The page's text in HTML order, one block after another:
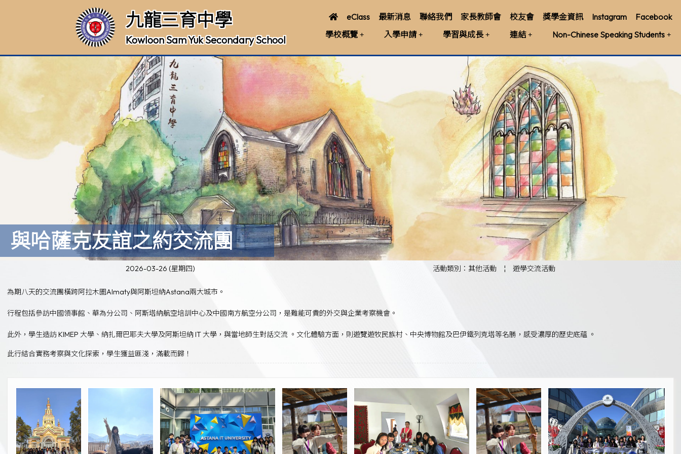
九龍三育中學
Kowloon Sam Yuk Secondary School
eClass 最新消息 聯絡我們 家長教師會 校友會 獎學金資訊 Instagram
Facebook
學校概覽
入學申請 學習與成長 連結 Non-Chinese Speaking Students
與哈薩克友誼之約交流團
2026-03-26 (星期四) 活動類別：其他活動 ¦ 遊學交流活動
為期八天的交流團橫跨阿拉木圖Almaty與阿斯坦納Astana兩大城市。
行程包括參訪中國領事館、華為分公司、阿斯塔納航空培訓中心及中國南方航空分公司，是難能可貴的外交與企業考察機會。
此外，學生造訪 KIMEP 大學、納扎爾巴耶夫大學及阿斯坦納 IT 大學，與當地師生對話交流 。文化體驗方面，則遊覽遊牧民族村、中央博物館及巴伊鐵列克塔等名勝，感受濃厚的歷史底蘊 。
此行結合實務考察與文化探索，學生獲益匪淺，滿載而歸！